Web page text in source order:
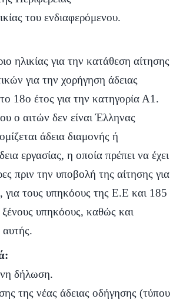
του ενδιαφερόμενου.
ηλικίας για την κατάθεση αίτησης
για την χορήγηση άδειας
18ο έτος για την κατηγορία Α1.
ο αιτών δεν είναι Έλληνας
άδεια διαμονής ή
εργασίας, η οποία πρέπει να έχει
πριν την υποβολή της αίτησης για
για τους υπηκόους της Ε.Ε και 185
ξένους υπηκόους, καθώς και
δήλωση.
της νέας άδειας οδήγησης (τύπου